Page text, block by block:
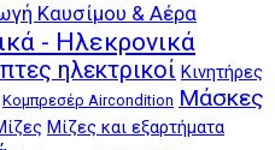
Καυσίμου & Αέρα
- Ηλεκρονικά
ηλεκτρικοί Κινητήρες
Κομπρεσέρ Aircondition Μάσκες
Μίζες και εξαρτήματα